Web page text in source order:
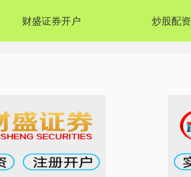
财盛证券开户 炒股配资